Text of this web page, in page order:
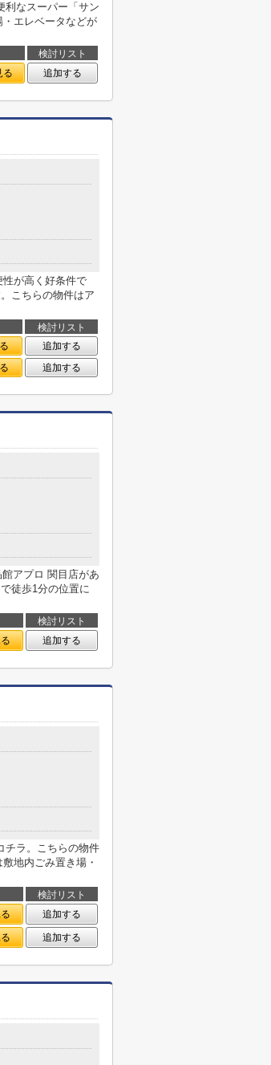
利なスーパー「サン
エレベータなどが
検討リスト
る 追加する
が高く好条件で
こちらの物件はア
検討リスト
追加する
追加する
アプロ 関目店があ
徒歩1分の位置に
検討リスト
追加する
チラ。こちらの物件
地内ごみ置き場・
検討リスト
追加する
追加する